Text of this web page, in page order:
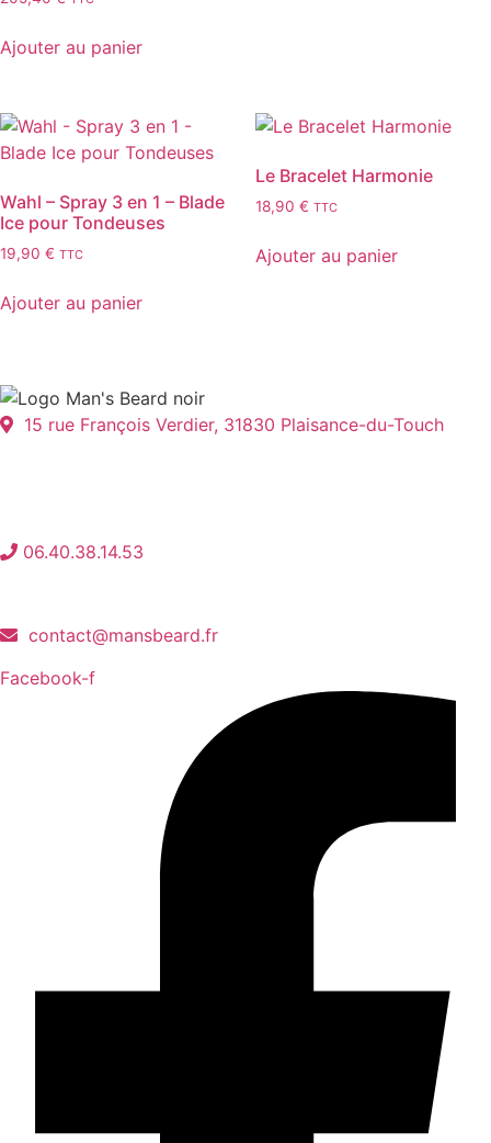
Ajouter au panier
Wahl – Spray 3 en 1 – Blade
Ice pour Tondeuses
19,90 € TTC
Ajouter au panier
Le Bracelet Harmonie
18,90 € TTC
Ajouter au panier
15 rue François Verdier, 31830 Plaisance-du-Touch
06.40.38.14.53
contact@mansbeard.fr
Facebook-f